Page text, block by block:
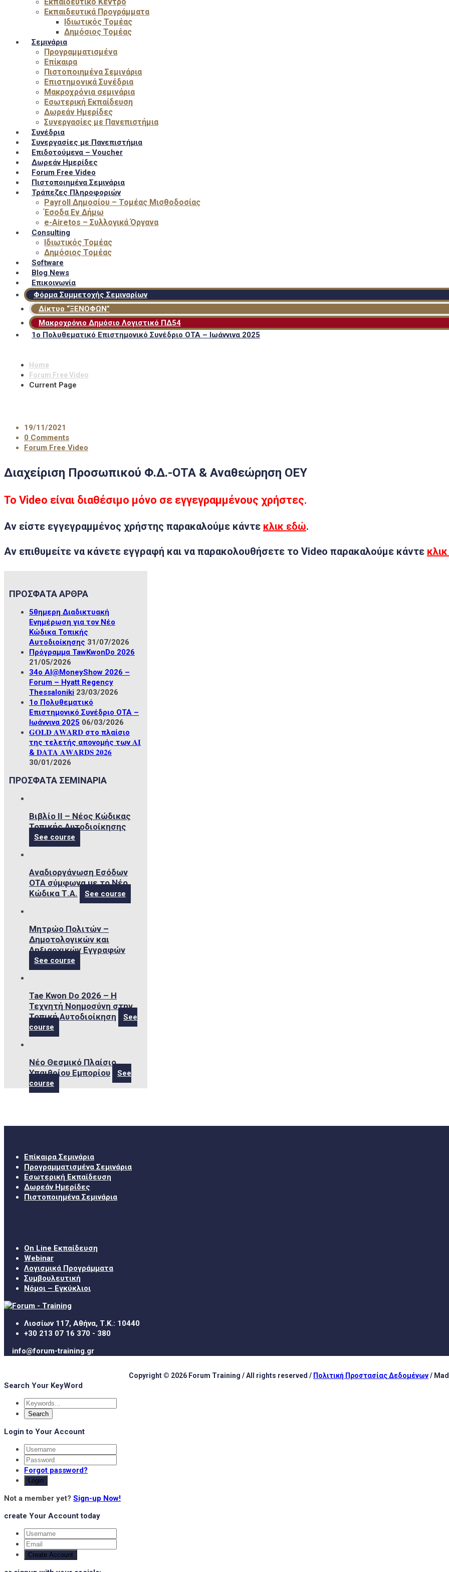
Εκπαιδευτικά Προγράμματα
Ιδιωτικός Τομέας
Δημόσιος Τομέας
Σεμινάρια
Προγραμματισμένα
Επίκαιρα
Πιστοποιημένα Σεμινάρια
Επιστημονικά Συνέδρια
Μακροχρόνια σεμινάρια
Εσωτερική Εκπαίδευση
Δωρεάν Ημερίδες
Συνεργασίες με Πανεπιστήμια
Συνέδρια
Συνεργασίες με Πανεπιστήμια
Επιδοτούμενα – Voucher
Δωρεάν Ημερίδες
Forum Free Video
Πιστοποιημένα Σεμινάρια
Τράπεζες Πληροφοριών
Payroll Δημοσίου – Τομέας Μισθοδοσίας
Έσοδα Εν Δήμω
e-Airetos – Συλλογικά Όργανα
Consulting
Ιδιωτικός Τομέας
Δημόσιος Τομέας
Software
Blog News
Επικοινωνία
Φόρμα Συμμετοχής Σεμιναρίων
Δίκτυο “ΞΕΝΟΦΩΝ”
Μακροχρόνιο Δημόσιο Λογιστικό ΠΔ54
1ο Πολυθεματικό Επιστημονικό Συνέδριο ΟΤΑ – Ιωάννινα 2025
Home
Forum Free Video
Current Page
19/11/2021
0 Comments
Forum Free Video
Διαχείριση Προσωπικού Φ.Δ.-ΟΤΑ & Αναθεώρηση ΟΕΥ
Το Video είναι διαθέσιμο μόνο σε εγγεγραμμένους χρήστες.
Αν είστε εγγεγραμμένος χρήστης παρακαλούμε κάντε κλικ εδώ.
Αν επιθυμείτε να κάνετε εγγραφή και να παρακολουθήσετε το Video παρακαλούμε κάντε
ΠΡΟΣΦΑΤΑ ΑΡΘΡΑ
5θημερη Διαδικτυακή
Ενημέρωση για τον Νέο
Κώδικα Τοπικής
Αυτοδιοίκησης 31/07/2026
Πρόγραμμα TawKwonDo 2026
21/05/2026
34ο ΑΙ@MoneyShow 2026 –
Forum – Hyatt Regency
Thessaloniki 23/03/2026
1ο Πολυθεματικό
Επιστημονικό Συνέδριο ΟΤΑ –
Ιωάννινα 2025 06/03/2026
𝐆𝐎𝐋𝐃 𝐀𝐖𝐀𝐑𝐃 στο πλαίσιο
της τελετής απονομής των 𝐀𝐈
& 𝐃𝐀𝐓𝐀 𝐀𝐖𝐀𝐑𝐃𝐒 𝟐𝟎𝟐𝟔
30/01/2026
ΠΡΟΣΦΑΤΑ ΣΕΜΙΝΑΡΙΑ
Βιβλίο ΙΙ – Νέος Κώδικας
Τοπικής Αυτοδιοίκησης
See course
Αναδιοργάνωση Εσόδων
ΟΤΑ σύμφωνα με το Νέο
Κώδικα Τ.Α.
See course
Μητρώο Πολιτών –
Δημοτολογικών και
Ληξιαρχικών Εγγραφών
See course
Tae Kwon Do 2026 – Η
Τεχνητή Νοημοσύνη στην
Τοπική Αυτοδιοίκηση
See
course
Νέο Θεσμικό Πλαίσιο
Υπαιθρίου Εμπορίου
See
course
Επίκαιρα Σεμινάρια
Προγραμματισμένα Σεμινάρια
Εσωτερική Εκπαίδευση
Δωρεάν Ημερίδες
Πιστοποιημένα Σεμινάρια
On Line Εκπαίδευση
Webinar
Λογισμικά Προγράμματα
Συμβουλευτική
Νόμοι – Εγκύκλιοι
Λιοσίων 117, Αθήνα, Τ.Κ.: 10440
+30 213 07 16 370 - 380
info@forum-training.gr
Copyright © 2026 Forum Training / All rights reserved / Πολιτική Προστασίας Δεδομένων/
Search Your KeyWord
Login to Your Account
Forgot password?
Login
Not a member yet? Sign-up Now!
create Your Account today
Create Account